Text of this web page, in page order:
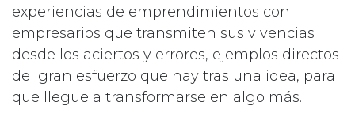
experiencias de emprendimientos con
empresarios que transmiten sus vivencias
desde los aciertos y errores, ejemplos directos
del gran esfuerzo que hay tras una idea, para
que llegue a transformarse en algo más.